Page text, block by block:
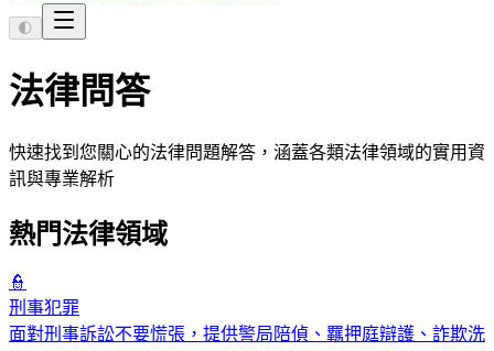
🌓
法律問答
快速找到您關心的法律問題解答，涵蓋各類法律領域的實用資
訊與專業解析
熱門法律領域
👮
刑事犯罪
面對刑事訴訟不要慌張，提供警局陪偵、羈押庭辯護、詐欺洗